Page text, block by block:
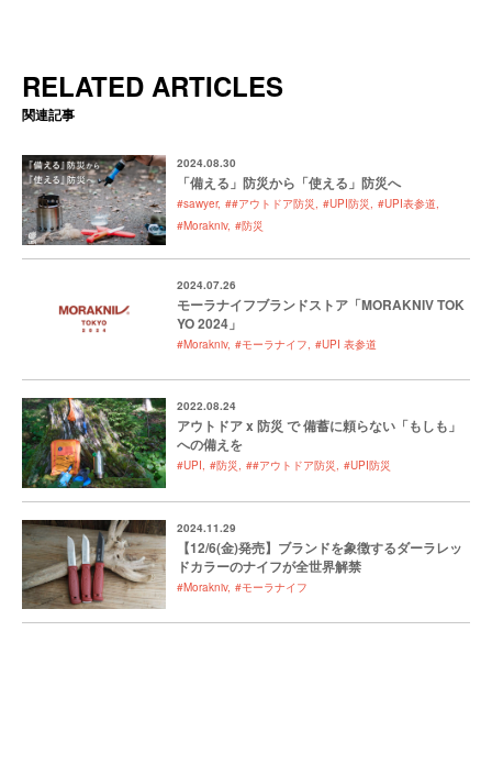
RELATED ARTICLES
関連記事
2024.08.30
「備える」防災から「使える」防災へ
#sawyer ##アウトドア防災 #UPI防災
#UPI表参道
#Morakniv #防災
2024.07.26
モーラナイフブランドストア「MORAKNIV TOK
YO 2024」
#Morakniv #モーラナイフ #UPI 表参道
2022.08.24
アウトドア x 防災 で 備蓄に頼らない「もしも」
への備えを
#UPI #防災 ##アウトドア防災 #UPI防災
2024.11.29
【12/6(金)発売】ブランドを象徴するダーラレッ
ドカラーのナイフが全世界解禁
#Morakniv #モーラナイフ